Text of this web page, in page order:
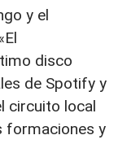
y el
disco
de Spotify y
circuito local
formaciones y